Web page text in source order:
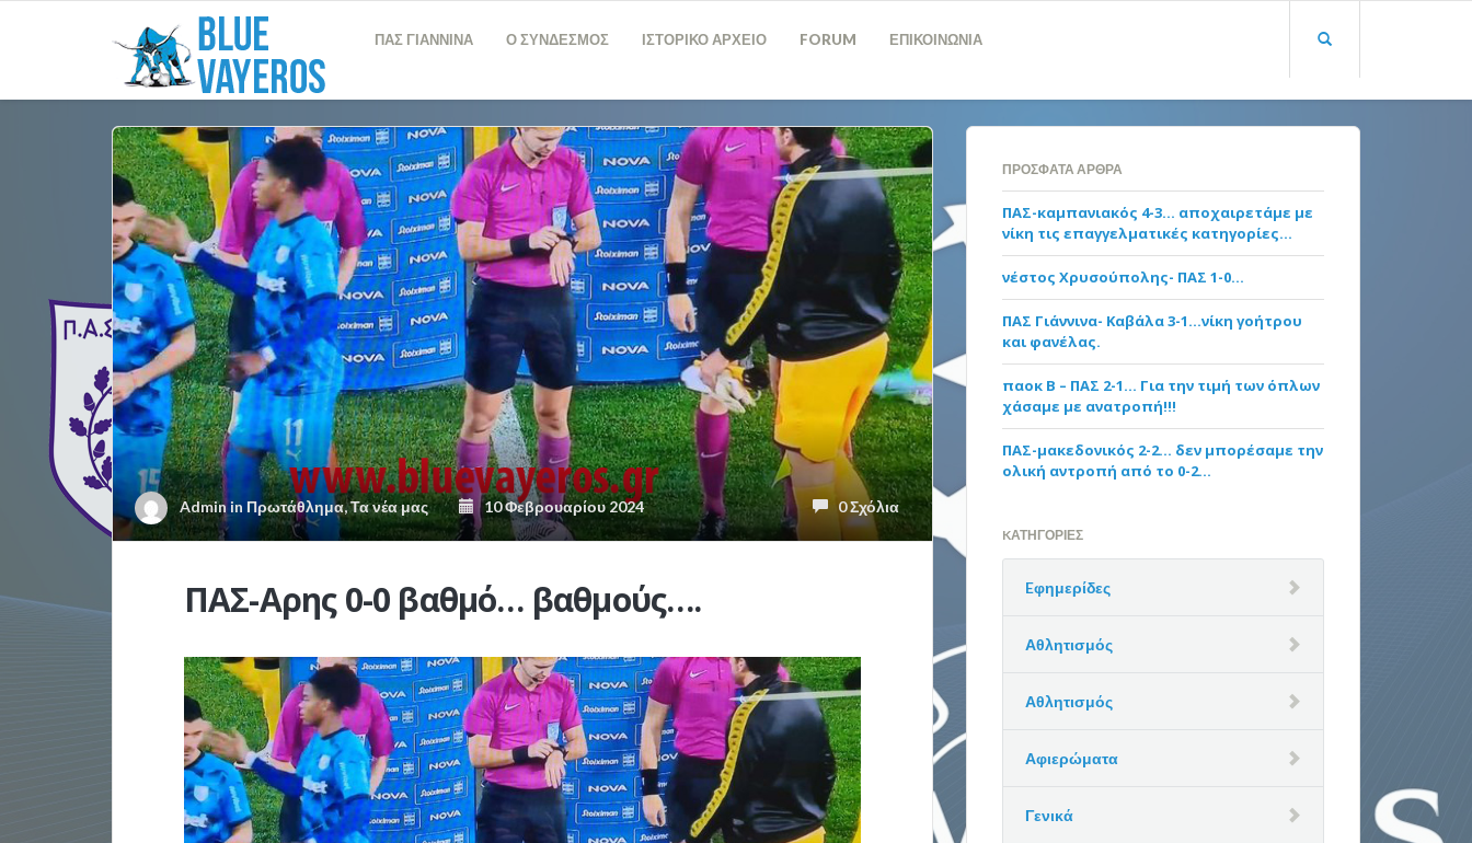
ΠΑΣ ΓΙΑΝΝΙΝΑ Ο ΣΥΝΔΕΣΜΟΣ ΙΣΤΟΡΙΚΟ ΑΡΧΕΙΟ FORUM ΕΠΙΚΟΙΝΩΝΙΑ
Adminin Πρωτάθλημα,Τα νέα μας 10 Φεβρουαρίου 2024 0 Σχόλια
ΠΑΣ-Αρης 0-0 βαθμό… βαθμούς….
ΠΡΌΣΦΑΤΑ ΆΡΘΡΑ
ΠΑΣ-καμπανιακός 4-3… αποχαιρετάμε με
νίκη τις επαγγελματικές κατηγορίες…
νέστος Χρυσούπολης- ΠΑΣ 1-0…
ΠΑΣ Γιάννινα- Καβάλα 3-1…νίκη γοήτρου
και φανέλας.
παοκ Β – ΠΑΣ 2-1… Για την τιμή των όπλων
χάσαμε με ανατροπή!!!
ΠΑΣ-μακεδονικός 2-2… δεν μπορέσαμε την
ολική αντροπή από το 0-2…
KΑΤΗΓΟΡΊΕΣ
Eφημερίδες
Αθλητισμός
Αθλητισμός
Αφιερώματα
Γενικά